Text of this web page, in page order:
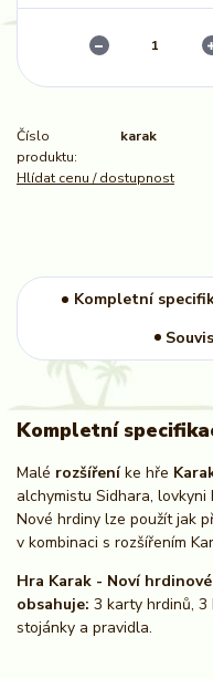
Číslo
produktu:
karak
Hlídat cenu / dostupnost
Kompletní
Kompletní
Malé rozšířeníke hře
alchymistu Sidhara,
Nové hrdiny lze použít jak
v kombinaci s rozšířením
Hra Karak - Noví
obsahuje: 3 karty hrdinů,
stojánky a pravidla.